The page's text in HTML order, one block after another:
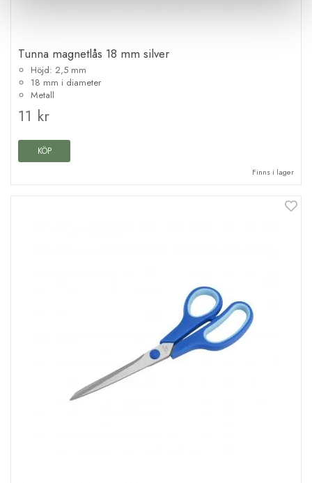
Tunna magnetlås 18 mm silver
Höjd: 2,5 mm
18 mm i diameter
Metall
11 kr
KÖP
Finns i lager